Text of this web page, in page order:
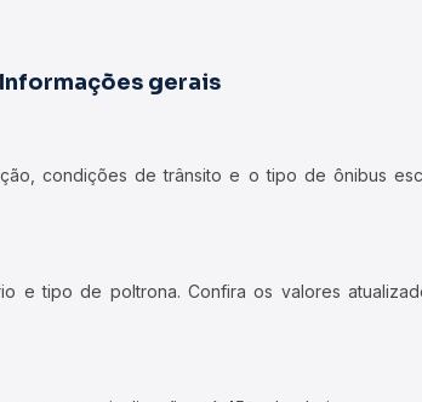
Informações gerais
condições de trânsito e o tipo de ônibus
e tipo de poltrona. Confira os valores